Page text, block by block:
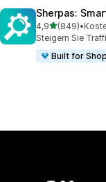
Sherpas:
4,9von 5 Sternen
(849)
849 •
Steigern Sie
Built for